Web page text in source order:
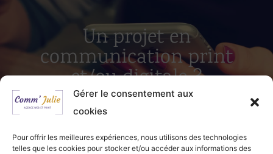
Gérer le consentement aux
cookies
Pour offrir les meilleures expériences, nous utilisons des technologies
telles que les cookies pour stocker et/ou accéder aux informations des
Un projet en
communication print
et/ou digitale ?
Travaillons ensemble !